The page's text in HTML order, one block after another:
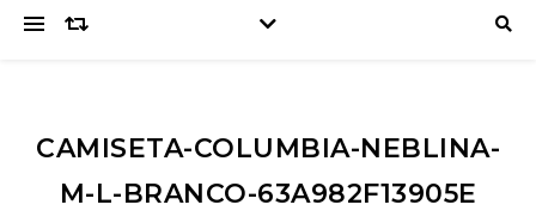
CAMISETA-COLUMBIA-NEBLINA-
M-L-BRANCO-63A982F13905E